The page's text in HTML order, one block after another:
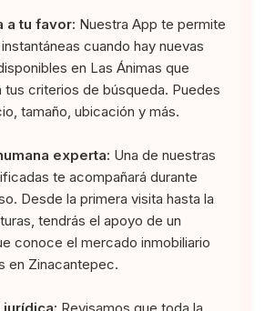
a tu favor: Nuestra App te permite
cuando hay nuevas
en Las Ánimas que
criterios de búsqueda. Puedes
tamaño, ubicación y más.
experta: Una de nuestras
te acompañará durante
Desde la primera visita hasta la
tendrás el apoyo de un
conoce el mercado inmobiliario
en Zinacantepec.
jurídica: Revisamos que toda la